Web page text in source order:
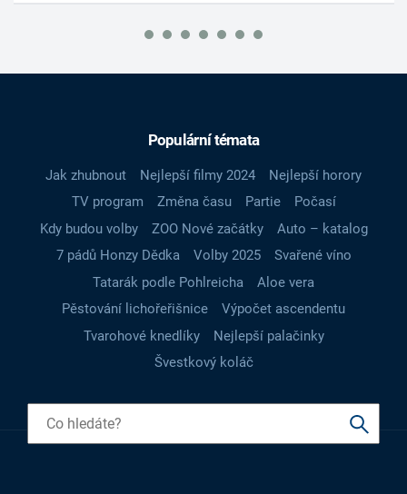
Populární témata
Jak zhubnout Nejlepší filmy 2024
Nejlepší horory
TV program
Změna času Partie
Počasí
Kdy budou volby
ZOO Nové začátky
Auto – katalog
7 pádů Honzy Dědka
Volby 2025
Svařené víno
Tatarák podle Pohlreicha
Aloe vera
Pěstování lichořeřišnice
Výpočet ascendentu
Tvarohové knedlíky
Nejlepší palačinky
Švestkový koláč